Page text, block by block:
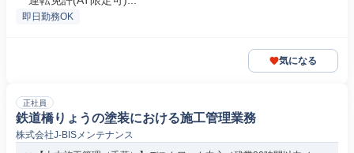
即日勤務OK
気になる
正社員
鉄道橋りょうの塗装における施工管理業務
株式会社J-BISメンテナンス